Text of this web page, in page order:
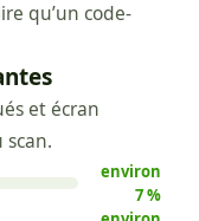
qu’un code-
et écran
environ
7 %